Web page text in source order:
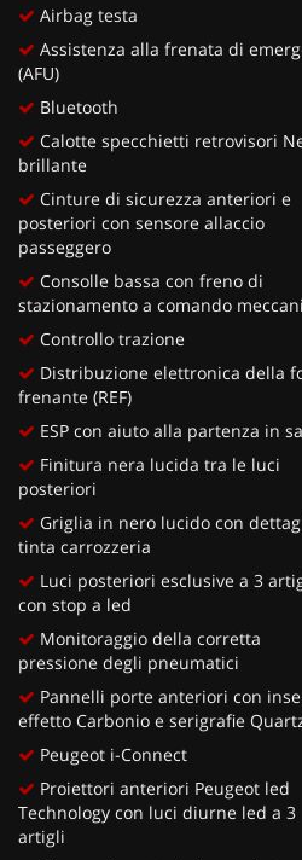
Airbag testa
Assistenza alla frenata di
(AFU)
Bluetooth
Calotte specchietti retrovisori
brillante
Cinture di sicurezza anteriori e
posteriori con sensore allaccio
passeggero
Consolle bassa con freno di
stazionamento a comando
Controllo trazione
Distribuzione elettronica della
frenante (REF)
ESP con aiuto alla partenza in
Finitura nera lucida tra le luci
posteriori
Griglia in nero lucido con
tinta carrozzeria
Luci posteriori esclusive a 3
con stop a led
Monitoraggio della corretta
pressione degli pneumatici
Pannelli porte anteriori con
effetto Carbonio e serigrafie
Peugeot i-Connect
Proiettori anteriori Peugeot led
Technology con luci diurne led a 3
artigli